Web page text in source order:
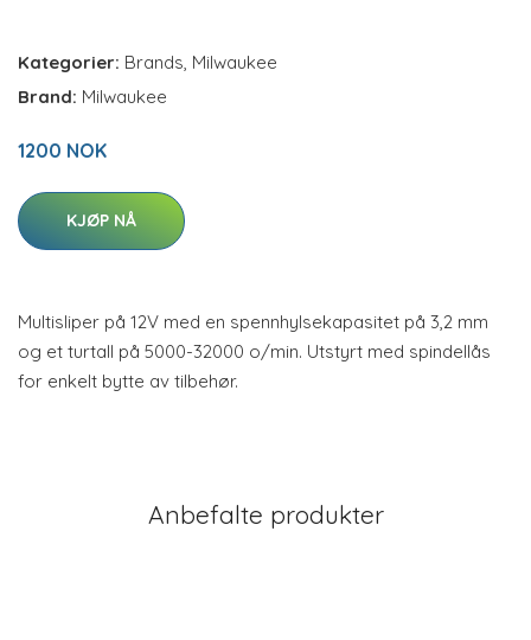
Kategorier: Brands, Milwaukee
Brand: Milwaukee
1200 NOK
KJØP NÅ
Multisliper på 12V med en spennhylsekapasitet på 3,2 mm
og et turtall på 5000-32000 o/min. Utstyrt med spindellås
for enkelt bytte av tilbehør.
Anbefalte produkter